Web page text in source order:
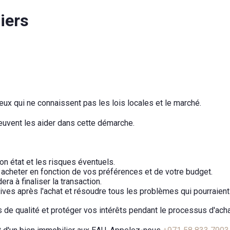
qui ne connaissent pas les lois locales et le marché.
les aider dans cette démarche.
état et les risques éventuels.
en fonction de vos préférences et de votre budget.
à finaliser la transaction.
après l'achat et résoudre tous les problèmes qui
qualité et protéger vos intérêts pendant le processus